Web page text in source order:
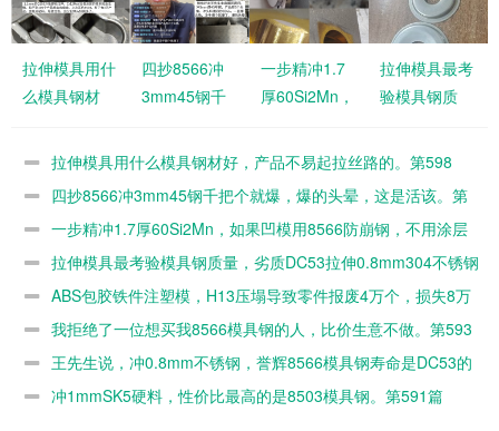
拉伸模具用什
么模具钢材
起拉丝路的。
四抄8566冲
3mm45钢千
的头晕，这是
篇
一步精冲1.7
厚60Si2Mn，
8566防崩
的。第596篇
拉伸模具最考
验模具钢质
DC53拉伸
锈钢几百个就
毛了。第595
篇
拉伸模具用什么模具钢材好，产品不易起拉丝路的。第598
篇
四抄8566冲3mm45钢千把个就爆，爆的头晕，这是活该。第
597篇一步精冲1.7厚60Si2Mn，如果凹模用8566防崩钢，不用涂层
的。第596篇
拉伸模具最考验模具钢质量，劣质DC53拉伸0.8mm304不锈钢
几百个就毛了。第595篇
ABS包胶铁件注塑模，H13压塌导致零件报废4万个，损失8万
元。第594篇
我拒绝了一位想买我8566模具钢的人，比价生意不做。第593
篇 王先生说，冲0.8mm不锈钢，誉辉8566模具钢寿命是DC53的
10倍。第592篇
冲1mmSK5硬料，性价比最高的是8503模具钢。第591篇